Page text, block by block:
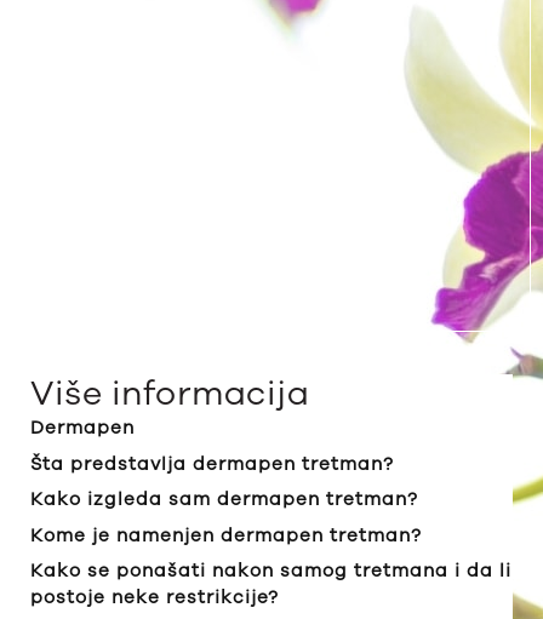
Više informacija
Dermapen
Šta predstavlja dermapen tretman?
Kako izgleda sam dermapen tretman?
Kome je namenjen dermapen tretman?
Kako se ponašati nakon samog tretmana i da li
postoje neke restrikcije?